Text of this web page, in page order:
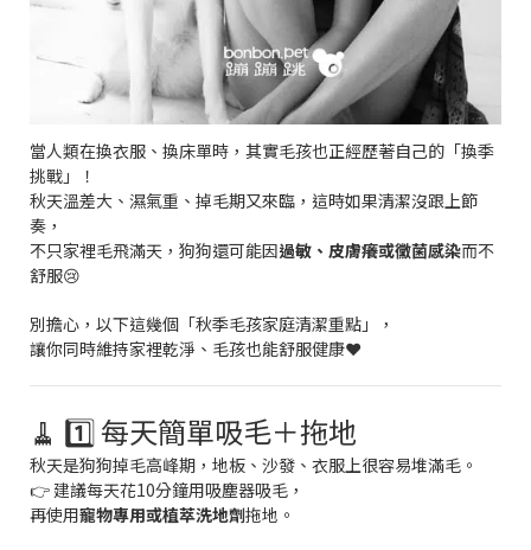
當人類在換衣服、換床單時，其實毛孩也正經歷著自己的「換季
挑戰」！
秋天溫差大、濕氣重、掉毛期又來臨，這時如果清潔沒跟上節
奏，
不只家裡毛飛滿天，狗狗還可能因過敏、皮膚癢或黴菌感染而不
舒服😢
別擔心，以下這幾個「秋季毛孩家庭清潔重點」，
讓你同時維持家裡乾淨、毛孩也能舒服健康❤️
🧹 1️⃣ 每天簡單吸毛＋拖地
秋天是狗狗掉毛高峰期，地板、沙發、衣服上很容易堆滿毛。
👉 建議每天花10分鐘用吸塵器吸毛，
再使用寵物專用或植萃洗地劑拖地。